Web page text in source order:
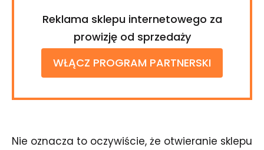
Reklama sklepu internetowego za
prowizję od sprzedaży
WŁĄCZ PROGRAM PARTNERSKI
Nie oznacza to oczywiście, że otwieranie sklepu